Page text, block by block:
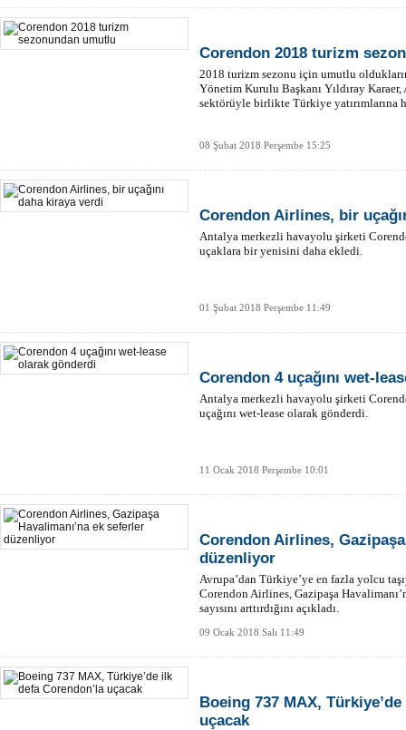
Corendon 2018 turizm
2018 turizm sezonu için umutlu
Yönetim Kurulu Başkanı Yıldıray
sektörüyle birlikte Türkiye yatırımlarına
08 Şubat 2018 Perşembe 15:25
Corendon Airlines, bir
Antalya merkezli havayolu şirketi
uçaklara bir yenisini daha ekledi.
01 Şubat 2018 Perşembe 11:49
Corendon 4 uçağını wet-
Antalya merkezli havayolu şirketi
uçağını wet-lease olarak gönderdi.
11 Ocak 2018 Perşembe 10:01
Corendon Airlines,
düzenliyor
Avrupa’dan Türkiye’ye en fazla yolcu
Corendon Airlines, Gazipaşa
sayısını arttırdığını açıkladı.
09 Ocak 2018 Salı 11:49
Boeing 737 MAX,
uçacak